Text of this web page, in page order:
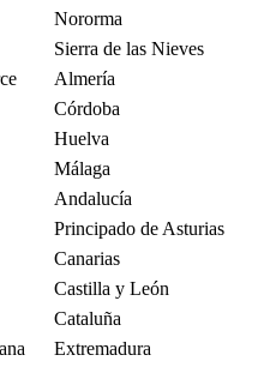
Nororma
Sierra de las Nieves
Almería
Córdoba
Huelva
Málaga
Andalucía
Principado de Asturias
Canarias
Castilla y León
Cataluña
Extremadura